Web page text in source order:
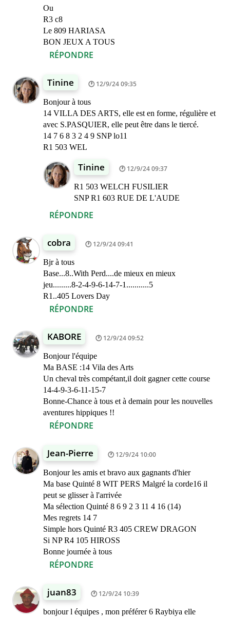
Ou
R3 c8
Le 809 HARIASA
BON JEUX A TOUS
RÉPONDRE
Tinine 12/9/24 09:35
Bonjour à tous
14 VILLA DES ARTS, elle est en forme, régulière et
avec S.PASQUIER, elle peut être dans le tiercé.
14 7 6 8 3 2 4 9 SNP lo11
R1 503 WEL
RÉPONDRE
Tinine 12/9/24 09:37
R1 503 WELCH FUSILIER
SNP R1 603 RUE DE L'AUDE
cobra 12/9/24 09:41
Bjr à tous
Base...8..With Perd....de mieux en mieux
jeu.........8-2-4-9-6-14-7-1...........5
R1..405 Lovers Day
RÉPONDRE
KABORE 12/9/24 09:52
Bonjour l'équipe
Ma BASE :14 Vila des Arts
Un cheval très compétant,il doit gagner cette course
14-4-9-3-6-11-15-7
Bonne-Chance à tous et à demain pour les nouvelles
aventures hippiques !!
RÉPONDRE
Jean-Pierre 12/9/24 10:00
Bonjour les amis et bravo aux gagnants d'hier
Ma base Quinté 8 WIT PERS Malgré la corde16 il
peut se glisser à l'arrivée
Ma sélection Quinté 8 6 9 2 3 11 4 16 (14)
Mes regrets 14 7
Simple hors Quinté R3 405 CREW DRAGON
Si NP R4 105 HIROSS
Bonne journée à tous
RÉPONDRE
juan83 12/9/24 10:39
bonjour l équipes , mon préférer 6 Raybiya elle